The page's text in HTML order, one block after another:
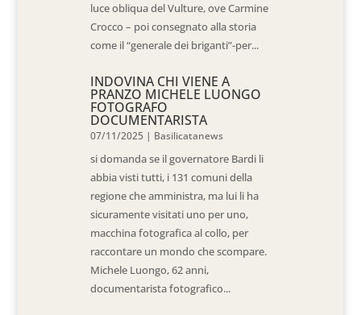
luce obliqua del Vulture, ove Carmine
Crocco – poi consegnato alla storia
come il “generale dei briganti”-per...
INDOVINA CHI VIENE A
PRANZO MICHELE LUONGO
FOTOGRAFO
DOCUMENTARISTA
07/11/2025 | Basilicatanews
si domanda se il governatore Bardi li
abbia visti tutti, i 131 comuni della
regione che amministra, ma lui li ha
sicuramente visitati uno per uno,
macchina fotografica al collo, per
raccontare un mondo che scompare.
Michele Luongo, 62 anni,
documentarista fotografico...